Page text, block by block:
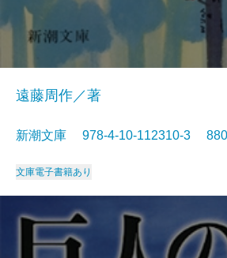
遠藤周作／著
新潮文庫 978-4-10-112310-3
文庫電子書籍あり